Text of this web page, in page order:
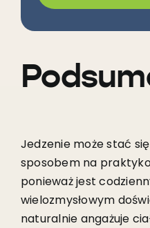
Jedzenie może stać
sposobem na
ponieważ jest
wielozmysłowym
naturalnie angażuje